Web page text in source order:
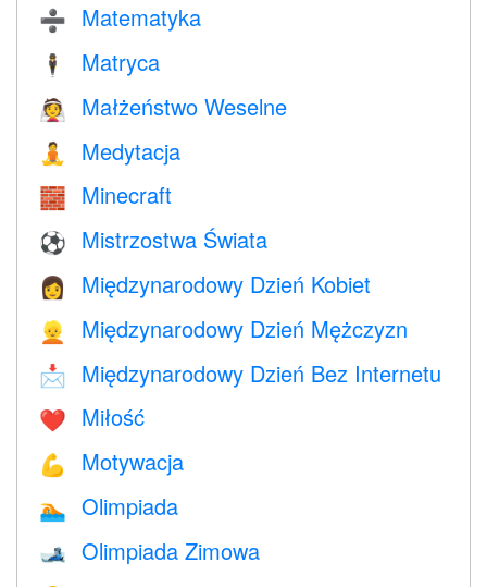
➗ Matematyka
🕴️ Matryca
👰 Małżeństwo Weselne
🧘 Medytacja
🧱 Minecraft
⚽ Mistrzostwa Świata
👩 Międzynarodowy Dzień Kobiet
👱 Międzynarodowy Dzień Mężczyzn
📩 Międzynarodowy Dzień Bez Internetu
❤️️ Miłość
💪 Motywacja
🏊 Olimpiada
🎿 Olimpiada Zimowa